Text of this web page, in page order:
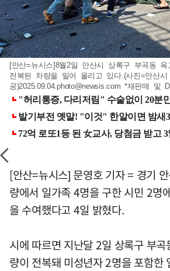
[안산=뉴시스]8월2일 안산시 상록구 부곡동
전복된 차량을 밀어 올리고 있다.(사진=안산시
공)2025.09.04.photo@newsis.com *재판매 및
[안산=뉴시스] 문영호 기자 = 경기
량에서 일가족 4명을 구한 시민 2명
을 수여했다고 4일 밝혔다.
시에 따르면 지난달 2일 상록구 부
량이 전복돼 미성년자 2명을 포함한